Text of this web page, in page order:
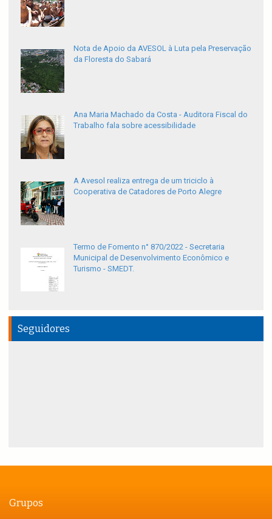
Nota de Apoio da AVESOL à Luta pela Preservação
da Floresta do Sabará
Ana Maria Machado da Costa - Auditora Fiscal do
Trabalho fala sobre acessibilidade
A Avesol realiza entrega de um triciclo à
Cooperativa de Catadores de Porto Alegre
Termo de Fomento n° 870/2022 - Secretaria
Municipal de Desenvolvimento Econômico e
Turismo - SMEDT.
Seguidores
Grupos